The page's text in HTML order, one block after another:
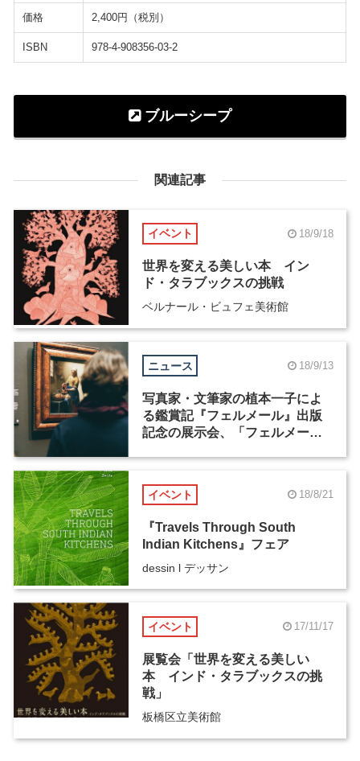
価格 2,400円（税別）
ISBN 978-4-908356-03-2
ブルーシープ
関連記事
イベント 18/9/18
世界を変える美しい本 イン
ド・タラブックスの挑戦
ベルナール・ビュフェ美術館
ニュース 18/9/13
写真家・文筆家の植本一子によ
る鑑賞記『フェルメール』出版
記念の展示会、「フェルメー
イベント 18/8/21
『Travels Through South
Indian Kitchens』フェア
dessin l デッサン
イベント 17/11/17
展覧会「世界を変える美しい
本 インド・タラブックスの挑
戦」
板橋区立美術館